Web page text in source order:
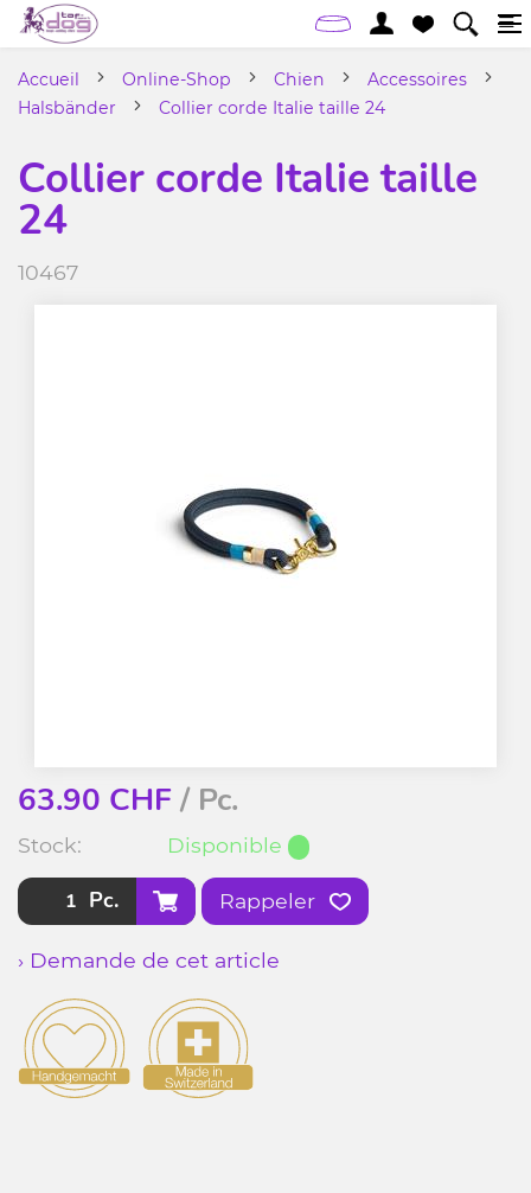
Accueil Online-Shop Chien
Accessoires
Halsbänder
Collier corde Italie taille 24
Collier corde Italie taille
24
10467
63.90 CHF/ Pc.
Stock: Disponible
Pc. Rappeler
› Demande de cet article